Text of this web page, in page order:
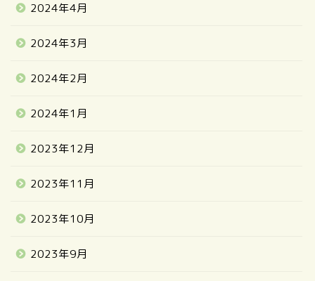
2024年4月
2024年3月
2024年2月
2024年1月
2023年12月
2023年11月
2023年10月
2023年9月